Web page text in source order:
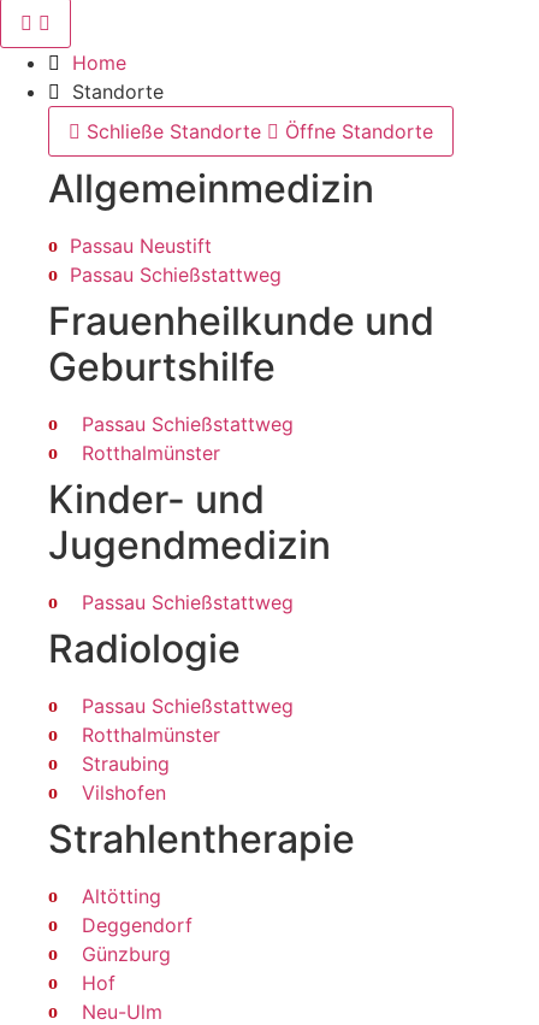
Home
Standorte
Schließe Standorte
Öffne Standorte
Allgemein­medizin
Passau Neustift
Passau Schießstattweg
Frauenheilkunde und
Geburtshilfe
Passau Schießstattweg
Rotthalmünster
Kinder- und
Jugendmedizin
Passau Schießstattweg
Radiologie
Passau Schießstattweg
Rotthalmünster
Straubing
Vilshofen
Strahlen­therapie
Altötting
Deggendorf
Günzburg
Hof
Neu-Ulm